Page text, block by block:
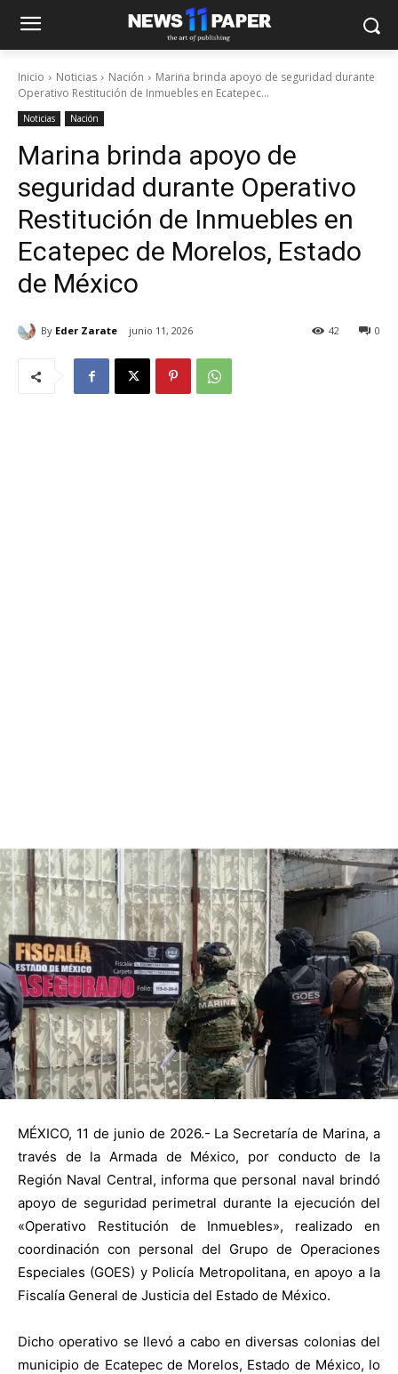
Inicio Noticias Nación
Marina brinda apoyo de seguridad durante
Operativo Restitución de Inmuebles en Ecatepec...
Noticias Nación
Marina brinda apoyo de
seguridad durante Operativo
Restitución de Inmuebles en
Ecatepec de Morelos, Estado
de México
By Eder Zarate junio 11, 2026 0
42
MÉXICO, 11 de junio de 2026.- La Secretaría de Marina, a
través de la Armada de México, por conducto de la
Región Naval Central, informa que personal naval brindó
apoyo de seguridad perimetral durante la ejecución del
«Operativo Restitución de Inmuebles», realizado en
coordinación con personal del Grupo de Operaciones
Especiales (GOES) y Policía Metropolitana, en apoyo a la
Fiscalía General de Justicia del Estado de México.
Dicho operativo se llevó a cabo en diversas colonias del
municipio de Ecatepec de Morelos, Estado de México, lo